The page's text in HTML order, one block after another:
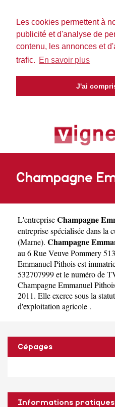
Les cookies permettent à
publicité et d'analyse de
contenu, les annonces et
trafic. En savoir plus
J'ai
Champagne
L'entrepriseChampagne
entreprise spécialisée dans la
(Marne). Champagne
au 6 Rue Veuve Pommery
Emmanuel Pithois est
532707999 et le numéro de
Champagne Emmanuel
2011. Elle exerce sous la
d'exploitation agricole .
Cépages
Informations pratiques